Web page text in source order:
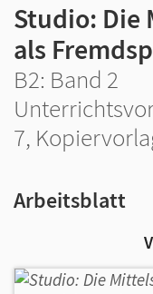
Studio: Die
als
B2: Band 2
7,
Arbeitsblatt